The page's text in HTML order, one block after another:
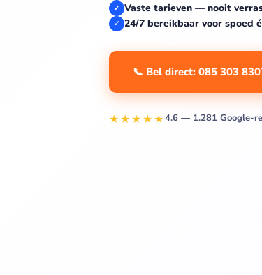
✓ Vaste tarieven — nooit
✓ 24/7 bereikbaar voor spoed
📞 Bel direct: 085 303
★★★★★4.6 — 1.281 Google-